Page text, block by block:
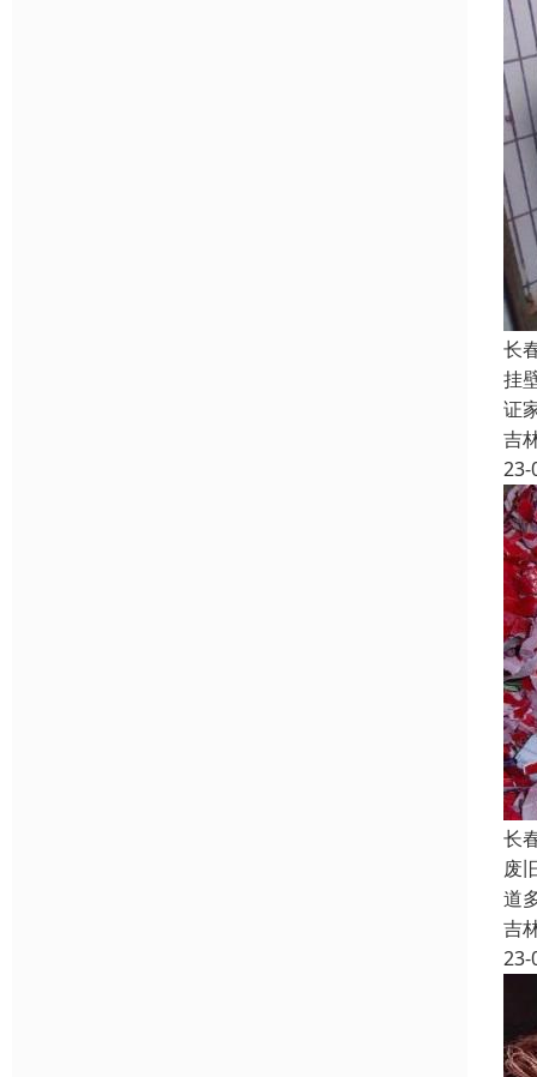
长
挂
证
吉
23-
长
废
道
吉
23-